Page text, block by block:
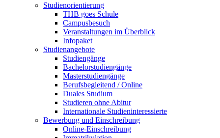
Studienorientierung
THB goes Schule
Campusbesuch
Veranstaltungen im Überblick
Infopaket
Studienangebote
Studiengänge
Bachelorstudiengänge
Masterstudiengänge
Berufsbegleitend / Online
Duales Studium
Studieren ohne Abitur
Internationale Studieninteressierte
Bewerbung und Einschreibung
Online-Einschreibung